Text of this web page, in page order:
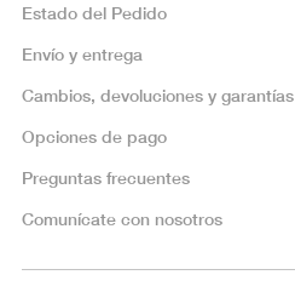
Estado del Pedido
Envío y entrega
Cambios, devoluciones y garantías
Opciones de pago
Preguntas frecuentes
Comunícate con nosotros